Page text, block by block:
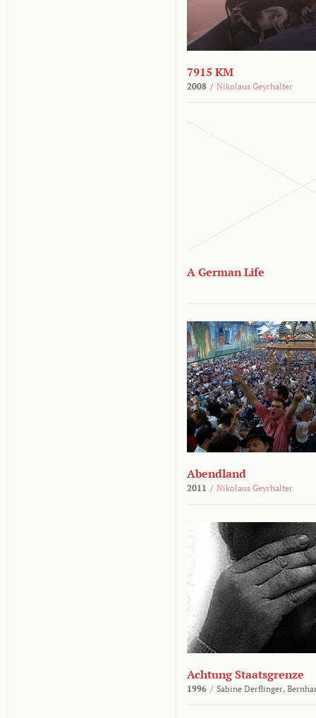
7915 KM
2008 / Nikolaus Geyrhalter
A German Life
Abendland
2011 / Nikolaus Geyrhalter
Achtung Staatsgrenze
1996 / Sabine Derflinger,